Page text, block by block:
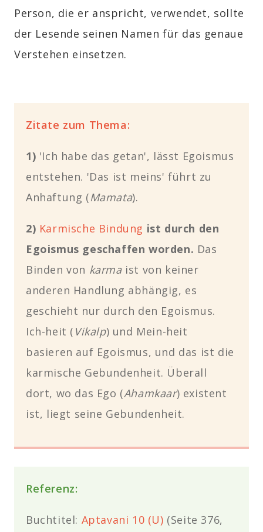
Person, die er anspricht, verwendet, sollte
der Lesende seinen Namen für das genaue
Verstehen einsetzen.
Zitate zum Thema:
1) 'Ich habe das getan', lässt Egoismus
entstehen. 'Das ist meins' führt zu
Anhaftung (Mamata).
2) Karmische Bindung ist durch den
Egoismus geschaffen worden. Das
Binden von karmaist von keiner
anderen Handlung abhängig, es
geschieht nur durch den Egoismus.
Ich-heit ( Vikalp) und Mein-heit
basieren auf Egoismus, und das ist die
karmische Gebundenheit. Überall
dort, wo das Ego (Ahamkaar) existent
ist, liegt seine Gebundenheit.
Referenz:
Buchtitel: Aptavani 10 (U) (Seite 376,